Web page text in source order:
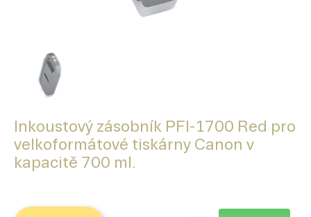
Inkoustový zásobník PFI-1700 Red pro
velkoformátové tiskárny Canon v
kapacitě 700 ml.